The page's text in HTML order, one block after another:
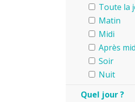
Toute la
Matin
Midi
Après
Soir
Nuit
Quel jour ?